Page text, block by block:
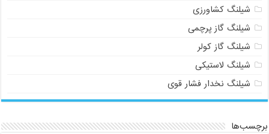
شیلنگ کشاورزی
شیلنگ گاز پرچمی
شیلنگ گاز کولر
شیلنگ لاستیکی
شیلنگ نخدار فشار قوی
برچسب‌ها